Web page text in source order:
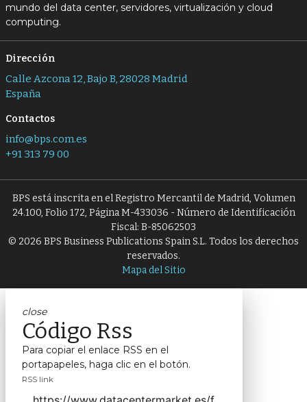
mundo del data center, servidores, virtualización y cloud
computing.
Dirección
Calle Azcona 12, Bajo B, 28028 Madrid
España
Contactos
info@bps.com.es
+91 313 79 00
BPS está inscrita en el Registro Mercantil de Madrid, Volumen
24.100, Folio 172, Página M-433036 - Número de Identificación
Fiscal: B-85062503
© 2026 BPS Business Publications Spain S.L. Todos los derechos
reservados.
Mapa del Sitio
close
Código Rss
Para copiar el enlace RSS en el
portapapeles, haga clic en el botón.
RSS link